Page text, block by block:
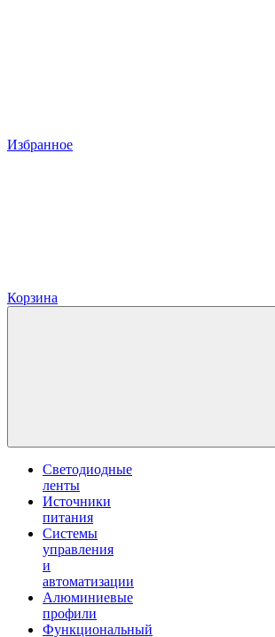
Избранное
Корзина
Светодиодные
ленты
Источники
питания
Системы
управления
и
автоматизации
Алюминиевые
профили
Функциональный